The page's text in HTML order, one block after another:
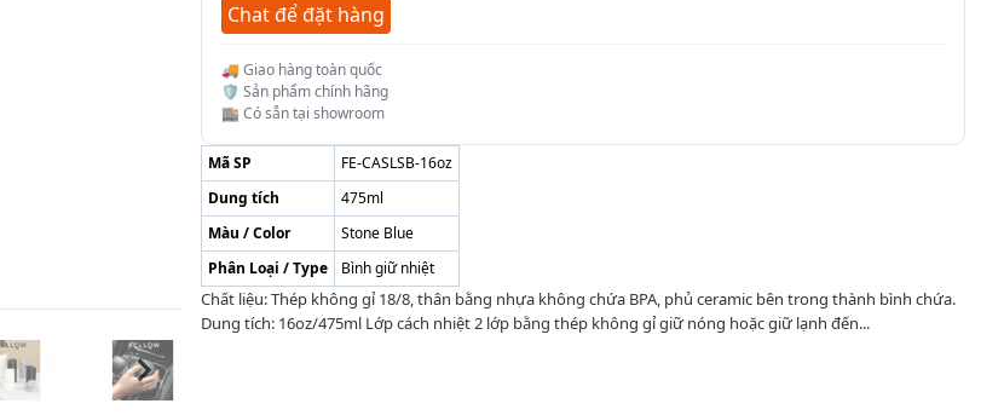
Chat để đặt hàng
🚚 Giao hàng toàn quốc
🛡️ Sản phẩm chính hãng
🏬 Có sẵn tại showroom
Mã SP
FE-CASLSB-16oz
Dung tích
475ml
Màu / Color
Stone Blue
Phân Loại / Type
Bình giữ nhiệt
Chất liệu: Thép không gỉ 18/8, thân bằng nhựa không chứa BPA, phủ ceramic bên trong thành bình chứa.
Dung tích: 16oz/475ml Lớp cách nhiệt 2 lớp bằng thép không gỉ giữ nóng hoặc giữ lạnh đến...